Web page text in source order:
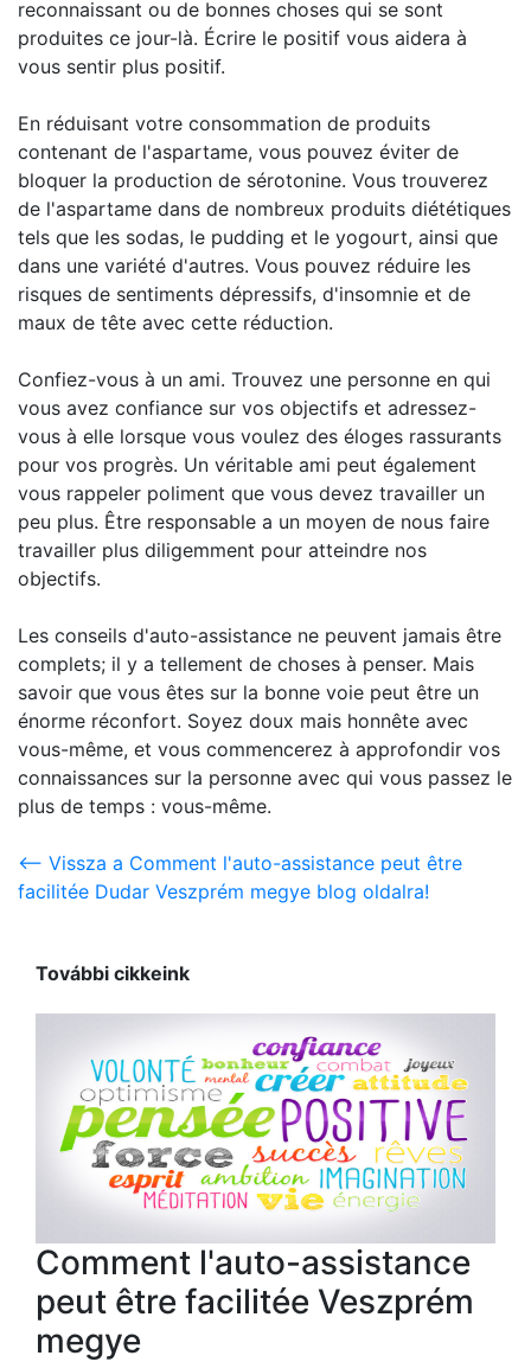
reconnaissant ou de bonnes choses qui se sont
produites ce jour-là. Écrire le positif vous aidera à
vous sentir plus positif.
En réduisant votre consommation de produits
contenant de l'aspartame, vous pouvez éviter de
bloquer la production de sérotonine. Vous trouverez
de l'aspartame dans de nombreux produits diététiques
tels que les sodas, le pudding et le yogourt, ainsi que
dans une variété d'autres. Vous pouvez réduire les
risques de sentiments dépressifs, d'insomnie et de
maux de tête avec cette réduction.
Confiez-vous à un ami. Trouvez une personne en qui
vous avez confiance sur vos objectifs et adressez-
vous à elle lorsque vous voulez des éloges rassurants
pour vos progrès. Un véritable ami peut également
vous rappeler poliment que vous devez travailler un
peu plus. Être responsable a un moyen de nous faire
travailler plus diligemment pour atteindre nos
objectifs.
Les conseils d'auto-assistance ne peuvent jamais être
complets; il y a tellement de choses à penser. Mais
savoir que vous êtes sur la bonne voie peut être un
énorme réconfort. Soyez doux mais honnête avec
vous-même, et vous commencerez à approfondir vos
connaissances sur la personne avec qui vous passez le
plus de temps : vous-même.
<-- Vissza a Comment l'auto-assistance peut être
facilitée Dudar Veszprém megye blog oldalra!
További cikkeink
Comment l'auto-assistance
peut être facilitée Veszprém
megye